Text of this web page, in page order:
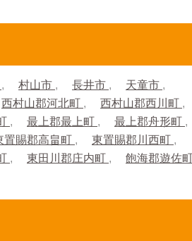
村山市 長井市
天童市
西村山郡河北町
西村山郡西川町
最上郡最上町
最上郡舟形町
置賜郡高畠町
東置賜郡川西町
東田川郡庄内町 飽海郡遊佐